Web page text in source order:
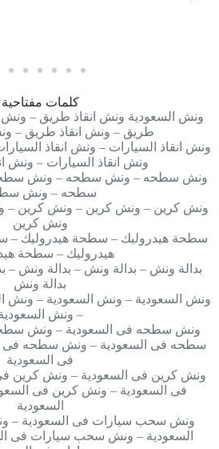
كلمات مفتاحية
ونش السعودية ونش انقاذ طريق – ونش
طريق – ونش انقاذ طريق –
ونش انقاذ السيارات – ونش انقاذ
ونش انقاذ السيارات – ونش
ونش سطحه – ونش سطحه – ونش
سطحه – ونش
ونش كرين – ونش كرين – ونش كرين –
ونش كرين
سطحة هيدروليك – سطحة هيدروليك –
هيدروليك – سطحة
بدالة ونش – بدالة ونش – بدالة ونش –
بدالة ونش
ونش السعودية – ونش السعودية – ونش
– ونش
ونش سطحه فى السعودية – ونش
سطحه فى السعودية – ونش سطحه فى
فى السعودية
ونش كرين فى السعودية – ونش كرين
فى السعودية – ونش كرين فى
السعودية
ونش سحب سيارات فى السعودية –
السعودية – ونش سحب سيارات فى